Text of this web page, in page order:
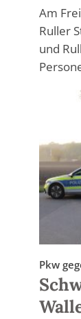
Am
Ruller
und
Pkw